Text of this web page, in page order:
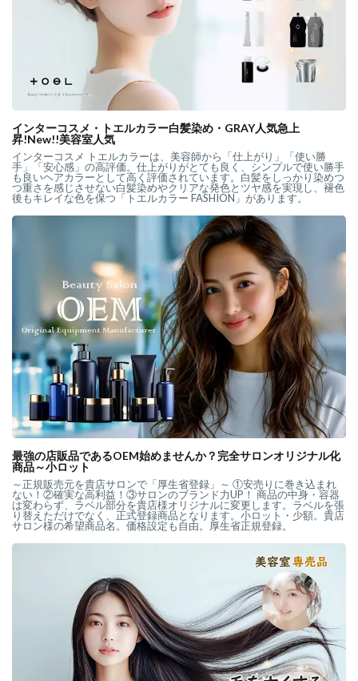
インターコスメ・トエルカラー白髪染め・GRAY人気急上
昇!New!!美容室人気
インターコスメ トエルカラーは、美容師から「仕上がり」「使い勝
手」「安心感」の高評価。仕上がりがとても良く、シンプルで使い勝手
も良いヘアカラーとして高く評価されています。白髪をしっかり染めつ
つ重さを感じさせない白髪染めやクリアな発色とツヤ感を実現し、褪色
後もキレイな色を保つ「トエルカラー FASHION」があります。
最強の店販品であるOEM始めませんか？完全サロンオリジナル化
商品～小ロット
～正規販売元を貴店サロンで「厚生省登録」～ ①安売りに巻き込まれ
ない！②確実な高利益！③サロンのブランド力UP！ 商品の中身・容器
は変わらず、ラベル部分を貴店様オリジナルに変更します。ラベルを張
り替えただけでなく、正式登録商品となります。小ロット・少額。貴店
サロン様の希望商品名。価格設定も自由。厚生省正規登録。